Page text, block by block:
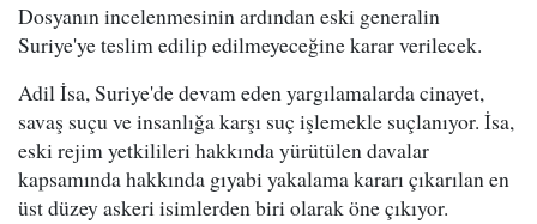
Dosyanın incelenmesinin ardından eski generalin
Suriye'ye teslim edilip edilmeyeceğine karar verilecek.
Adil İsa, Suriye'de devam eden yargılamalarda cinayet,
savaş suçu ve insanlığa karşı suç işlemekle suçlanıyor. İsa,
eski rejim yetkilileri hakkında yürütülen davalar
kapsamında hakkında gıyabi yakalama kararı çıkarılan en
üst düzey askeri isimlerden biri olarak öne çıkıyor.